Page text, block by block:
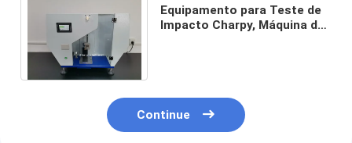
Equipamento para Teste de
Impacto Charpy, Máquina de
Continue